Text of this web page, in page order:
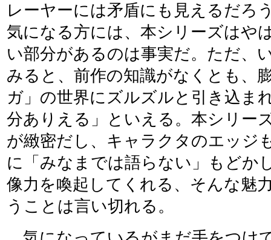
レーヤーには矛盾にも見えるだろ
気になる方には、本シリーズはや
い部分があるのは事実だ。ただ、
みると、前作の知識がなくとも、
ガ」の世界にズルズルと引き込ま
分ありえる」といえる。本シリー
が緻密だし、キャラクタのエッジ
に「みなまでは語らない」もどか
像力を喚起してくれる、そんな魅
うことは言い切れる。